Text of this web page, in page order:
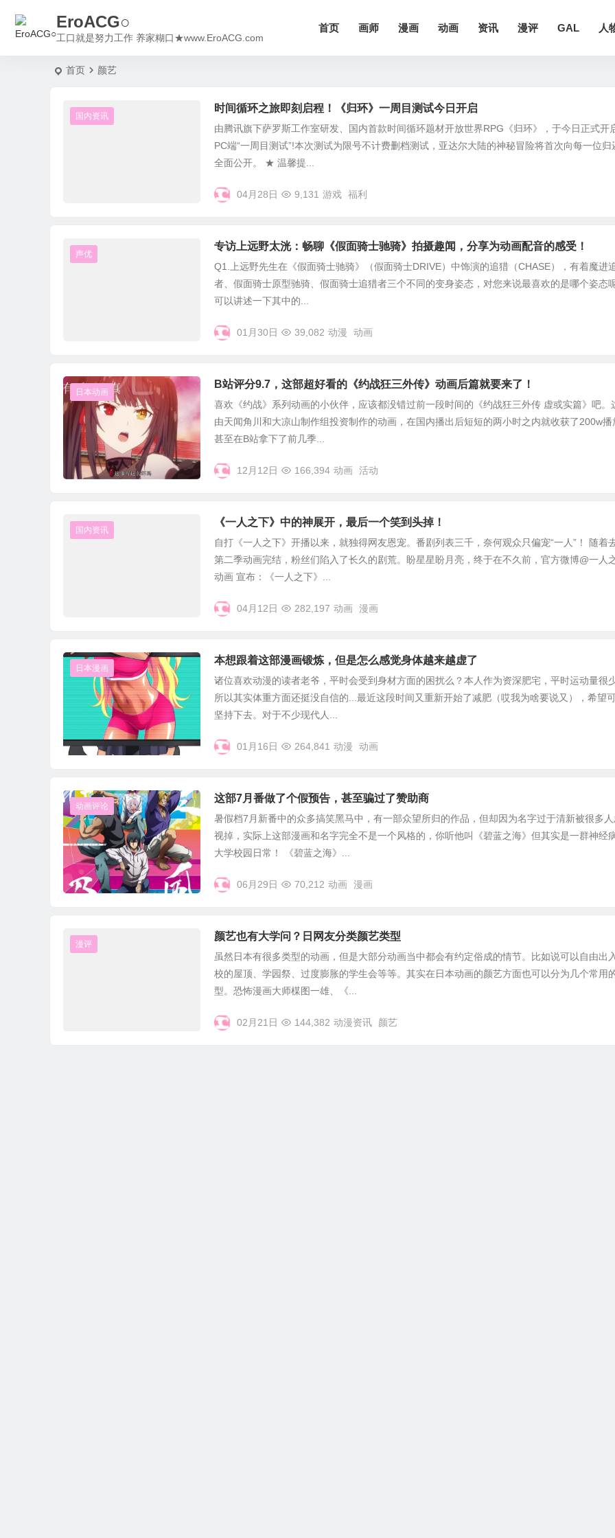
EroACG○
工口就是努力工作 养家糊口★www.EroACG.com
首页 画师 漫画 动画 资讯 漫评 GAL 人
首页 颜艺
国内资讯
时间循环之旅即刻启程！《归环》一周目测试今日开启
由腾讯旗下萨罗斯工作室研发、国内首款时间循环题材开放世界RPG《归环》，于今日正式开
PC端“一周目测试”!本次测试为限号不计费删档测试，亚达尔大陆的神秘冒险将首次向每一位归
全面公开。 ★ 温馨提...
04月28日 9,131 游戏 福利
声优
专访上远野太洸：畅聊《假面骑士驰骑》拍摄趣闻，分享为动画配音的感受！
Q1.上远野先生在《假面骑士驰骑》（假面骑士DRIVE）中饰演的追猎（CHASE），有着魔进
者、假面骑士原型驰骑、假面骑士追猎者三个不同的变身姿态，对您来说最喜欢的是哪个姿态
可以讲述一下其中的...
01月30日 39,082 动漫 动画
日本动画
B站评分9.7，这部超好看的《约战狂三外传》动画后篇就要来了！
喜欢《约战》系列动画的小伙伴，应该都没错过前一段时间的《约战狂三外传 虚或实篇》吧。
由天闻角川和大凉山制作组投资制作的动画，在国内播出后短短的两小时之内就收获了200w播
甚至在B站拿下了前几季...
12月12日 166,394 动画 活动
国内资讯
《一人之下》中的神展开，最后一个笑到头掉！
自打《一人之下》开播以来，就独得网友恩宠。番剧列表三千，奈何观众只偏宠“一人”！ 随着
第二季动画完结，粉丝们陷入了长久的剧荒。盼星星盼月亮，终于在不久前，官方微博@一人
动画 宣布：《一人之下》...
04月12日 282,197 动画 漫画
日本漫画
本想跟着这部漫画锻炼，但是怎么感觉身体越来越虚了
诸位喜欢动漫的读者老爷，平时会受到身材方面的困扰么？本人作为资深肥宅，平时运动量很
所以其实体重方面还挺没自信的...最近这段时间又重新开始了减肥（哎我为啥要说又），希望
坚持下去。对于不少现代人...
01月16日 264,841 动漫 动画
动画评论
这部7月番做了个假预告，甚至骗过了赞助商
暑假档7月新番中的众多搞笑黑马中，有一部众望所归的作品，但却因为名字过于清新被很多人
视掉，实际上这部漫画和名字完全不是一个风格的，你听他叫《碧蓝之海》但其实是一群神经
大学校园日常！ 《碧蓝之海》...
06月29日 70,212 动画 漫画
漫评
颜艺也有大学问？日网友分类颜艺类型
虽然日本有很多类型的动画，但是大部分动画当中都会有约定俗成的情节。比如说可以自由出
校的屋顶、学园祭、过度膨胀的学生会等等。其实在日本动画的颜艺方面也可以分为几个常用
型。恐怖漫画大师楳图一雄、《...
02月21日 144,382 动漫资讯 颜艺